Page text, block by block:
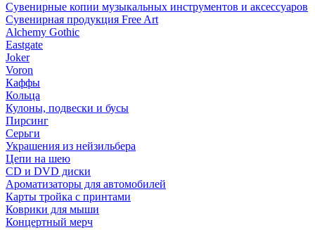
Сувенирные копии музыкальных инструментов и аксессуаров
Сувенирная продукция Free Art
Alchemy Gothic
Eastgate
Joker
Voron
Каффы
Кольца
Кулоны, подвески и бусы
Пирсинг
Серьги
Украшения из нейзильбера
Цепи на шею
CD и DVD диски
Ароматизаторы для автомобилей
Карты тройка с принтами
Коврики для мыши
Концертный мерч